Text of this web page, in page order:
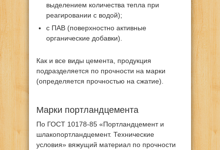
выделением количества тепла при
реагировании с водой);
с ПАВ (поверхностно активные
органические добавки).
Как и все виды цемента, продукция
подразделяется по прочности на марки
(определяется прочностью на сжатие).
Марки портландцемента
По ГОСТ 10178-85 «Портландцемент и
шлакопортландцемент. Технические
условия» вяжущий материал по прочности